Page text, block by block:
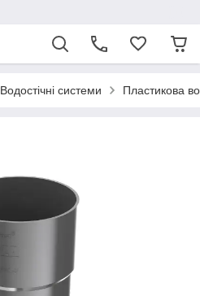
Водостічні системи Пластикова